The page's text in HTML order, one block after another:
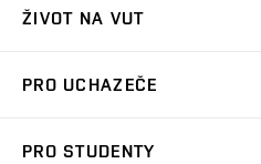
ŽIVOT NA VUT
Koleje
PRO UCHAZEČE
PRO STUDENTY